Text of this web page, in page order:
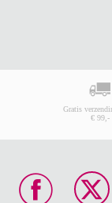
Gratis
€ 99,-